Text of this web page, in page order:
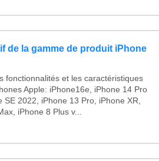
de la gamme de produit iPhone
fonctionnalités et les caractéristiques
Apple: iPhone16e, iPhone 14 Pro
SE 2022, iPhone 13 Pro, iPhone XR,
iPhone 8 Plus v...